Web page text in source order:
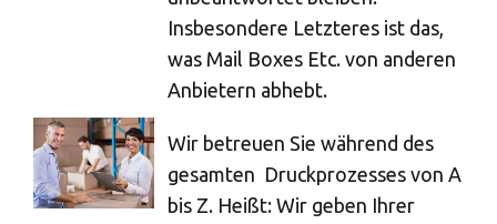
Insbesondere Letzteres ist das,
was Mail Boxes Etc. von anderen
Anbietern abhebt.
Wir betreuen Sie während des
gesamten Druckprozesses von A
bis Z. Heißt: Wir geben Ihrer
×
Wählen Sie Ihr
MBE Center